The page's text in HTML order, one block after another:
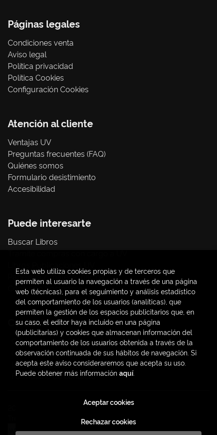
Páginas legales
Condiciones venta
Aviso legal
Política privacidad
Política Cookies
Configuración Cookies
Atención al cliente
Ventajas UV
Preguntas frecuentes (FAQ)
Quiénes somos
Formulario desistimiento
Accesibilidad
Puede interesarte
Buscar Libros
Papelería / material oficina
Consumo Sostenible
Contacto
C/ Amadeo de Saboya, 4
(+34) 963828968
latendauv@fundacio.es
Formulario de contacto
. Todos los Derechos Reservados |
Esta web utiliza cookies propias y de terceros que
permiten al usuario la navegación a través de una página
web (técnicas), para el seguimiento y análisis estadístico
del comportamiento de los usuarios (analíticas), que
permiten la gestión de los espacios publicitarios que, en
su caso, el editor haya incluido en una página
(publicitarias) y cookies que almacenan información del
comportamiento de los usuarios obtenida a través de la
observación continuada de sus hábitos de navegación. Si
acepta este aviso consideraremos que acepta su uso.
Puede obtener más información aquí.
Rechazar cookies
Aceptar cookies